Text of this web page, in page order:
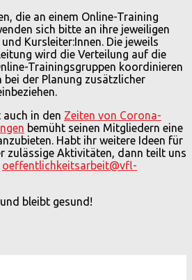
die an einem Online-Training
sich bitte an ihre jeweiligen
Kursleiter:Innen. Die jeweils
wird die Verteilung auf die
Trainingsgruppen koordinieren
der Planung zusätzlicher
in den Zeiten von Corona-
bemüht seinen Mitgliedern eine
Habt ihr weitere Ideen für
zulässige Aktivitäten, dann teilt uns
oeffentlichkeitsarbeit@vfl-
bleibt gesund!